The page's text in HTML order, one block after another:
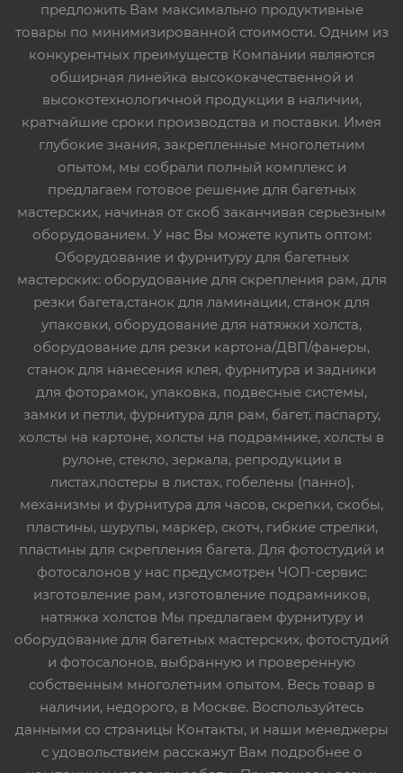
предложить Вам максимально продуктивные
товары по минимизированной стоимости. Одним из
конкурентных преимуществ Компании являются
обширная линейка высококачественной и
высокотехнологичной продукции в наличии,
кратчайшие сроки производства и поставки. Имея
глубокие знания, закрепленные многолетним
опытом, мы собрали полный комплекс и
предлагаем готовое решение для багетных
мастерских, начиная от скоб заканчивая серьезным
оборудованием. У нас Вы можете купить оптом:
Оборудование и фурнитуру для багетных
мастерских: оборудование для скрепления рам, для
резки багета,станок для ламинации, станок для
упаковки, оборудование для натяжки холста,
оборудование для резки картона/ДВП/фанеры,
станок для нанесения клея, фурнитура и задники
для фоторамок, упаковка, подвесные системы,
замки и петли, фурнитура для рам, багет, паспарту,
холсты на картоне, холсты на подрамнике, холсты в
рулоне, стекло, зеркала, репродукции в
листах,постеры в листах, гобелены (панно),
механизмы и фурнитура для часов, скрепки, скобы,
пластины, шурупы, маркер, скотч, гибкие стрелки,
пластины для скрепления багета. Для фотостудий и
фотосалонов у нас предусмотрен ЧОП-сервис:
изготовление рам, изготовление подрамников,
натяжка холстов Мы предлагаем фурнитуру и
оборудование для багетных мастерских, фотостудий
и фотосалонов, выбранную и проверенную
собственным многолетним опытом. Весь товар в
наличии, недорого, в Москве. Воспользуйтесь
данными со страницы Контакты, и наши менеджеры
с удовольствием расскажут Вам подробнее о